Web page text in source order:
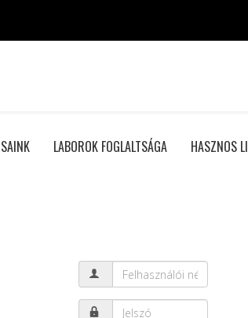
LABOROK FOGLALTSÁGA HASZNOS